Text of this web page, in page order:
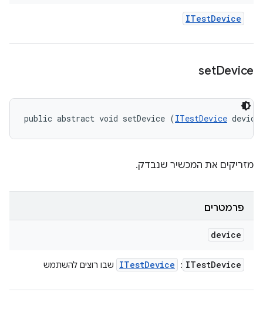
ITestDevice
setDevice
public abstract void setDevice (ITestDevice
מזריקים את המכשיר שנבדק.
פרמטרים
device
ITestDevice
:
ITestDevice שבו רוצים להשתמש